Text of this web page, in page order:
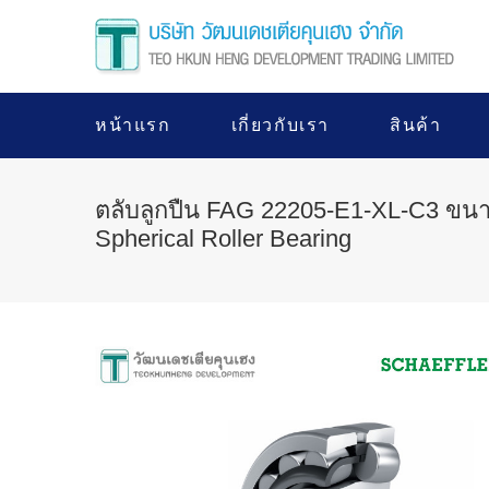
หน้าแรก เกี่ยวกับเรา สินค้า
ตลับลูกปืน FAG 22205-E1-XL-C3 ขน
Spherical Roller Bearing